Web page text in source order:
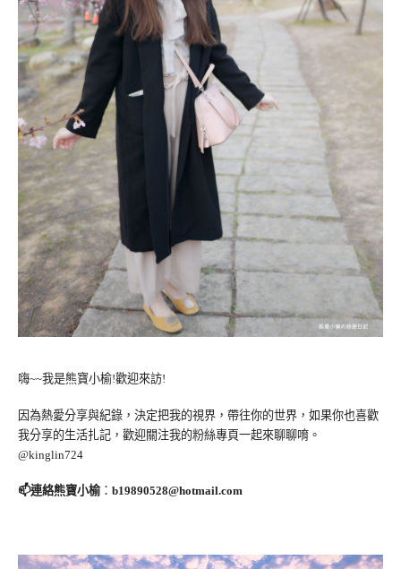
嗨~~我是熊寶小榆!歡迎來訪!
因為熱愛分享與紀錄，決定把我的視界，帶往你的世界，如果你也喜歡
我分享的生活扎記，歡迎關注我的粉絲專頁一起來聊聊唷。
@kinglin724
📫連絡熊寶小榆： b19890528@hotmail.com